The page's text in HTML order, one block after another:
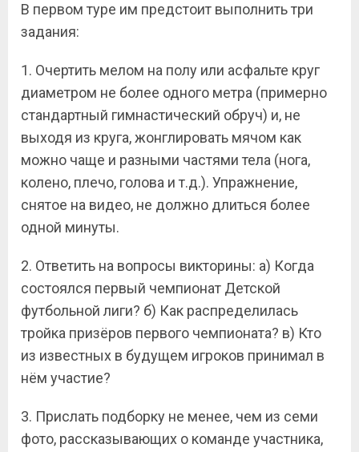
В первом туре им предстоит выполнить три
задания:
1. Очертить мелом на полу или асфальте круг
диаметром не более одного метра (примерно
стандартный гимнастический обруч) и, не
выходя из круга, жонглировать мячом как
можно чаще и разными частями тела (нога,
колено, плечо, голова и т.д.). Упражнение,
снятое на видео, не должно длиться более
одной минуты.
2. Ответить на вопросы викторины: а) Когда
состоялся первый чемпионат Детской
футбольной лиги? б) Как распределилась
тройка призёров первого чемпионата? в) Кто
из известных в будущем игроков принимал в
нём участие?
3. Прислать подборку не менее, чем из семи
фото, рассказывающих о команде участника,